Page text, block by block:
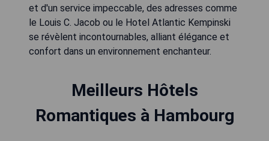
et d'un service impeccable, des adresses comme
le Louis C. Jacob ou le Hotel Atlantic Kempinski
se révèlent incontournables, alliant élégance et
confort dans un environnement enchanteur.
Meilleurs Hôtels
Romantiques à Hambourg